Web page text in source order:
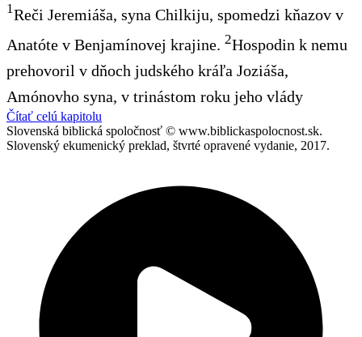
1Reči Jeremiáša, syna Chilkiju, spomedzi kňazov v
Anatóte v Benjamínovej krajine. 2Hospodin k nemu
prehovoril v dňoch judského kráľa Joziáša,
Amónovho syna, v trinástom roku jeho vlády
Čítať celú kapitolu
Slovenská biblická spoločnosť © www.biblickaspolocnost.sk.
Slovenský ekumenický preklad, štvrté opravené vydanie, 2017.